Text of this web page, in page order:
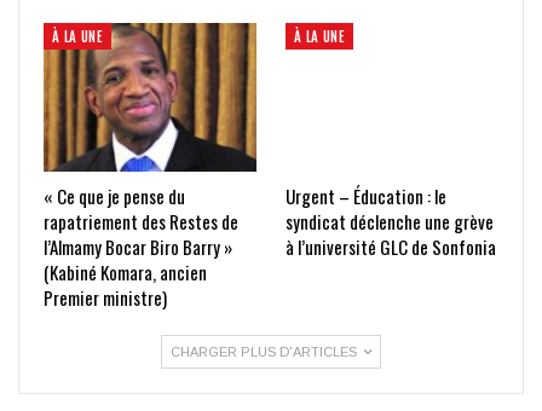
À LA UNE
« Ce que je pense du
rapatriement des Restes de
l’Almamy Bocar Biro Barry »
(Kabiné Komara, ancien
Premier ministre)
À LA UNE
Urgent – Éducation : le
syndicat déclenche une grève
à l’université GLC de Sonfonia
CHARGER PLUS D'ARTICLES